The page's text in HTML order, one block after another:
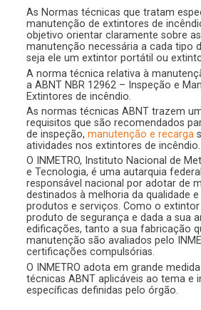
As Normas técnicas que tratam
manutenção de extintores de
objetivo orientar claramente sobre
manutenção necessária a cada tipo
seja ele um extintor portátil ou
A norma técnica relativa à
a ABNT NBR 12962 – Inspeção e
Extintores de incêndio.
As normas técnicas ABNT trazem
requisitos que são recomendados
de inspeção,manutenção e recarga
atividades nos extintores de incêndio.
O INMETRO, Instituto Nacional de
e Tecnologia, é uma autarquia
responsável nacional por adotar de
destinados à melhoria da qualidade
produtos e serviços. Como o
produto de segurança e dada a sua
edificações, tanto a sua fabricação
manutenção são avaliados pelo
certificações compulsórias.
O INMETRO adota em grande
técnicas ABNT aplicáveis ao tema e
específicas definidas pelo órgão.